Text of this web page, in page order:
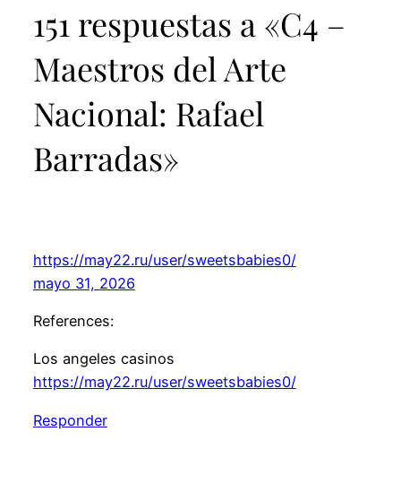
151 respuestas a «C4 –
Maestros del Arte
Nacional: Rafael
Barradas»
https://may22.ru/user/sweetsbabies0/
mayo 31, 2026
References:
Los angeles casinos
https://may22.ru/user/sweetsbabies0/
Responder